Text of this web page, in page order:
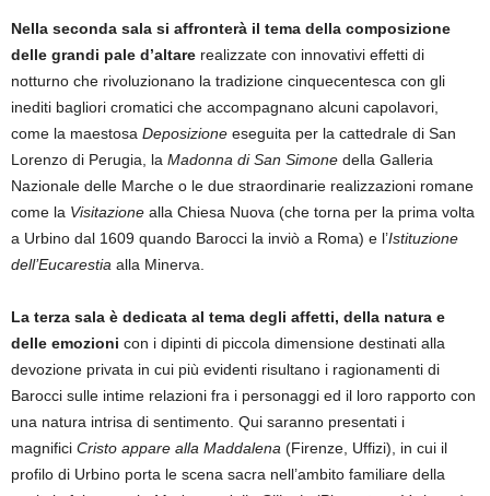
Nella seconda sala si affronterà il tema della composizione
delle grandi pale d’altare realizzate con innovativi effetti di
notturno che rivoluzionano la tradizione cinquecentesca con gli
inediti bagliori cromatici che accompagnano alcuni capolavori,
come la maestosa Deposizione eseguita per la cattedrale di San
Lorenzo di Perugia, la Madonna di San Simone della Galleria
Nazionale delle Marche o le due straordinarie realizzazioni romane
come la Visitazione alla Chiesa Nuova (che torna per la prima volta
a Urbino dal 1609 quando Barocci la inviò a Roma) e l’Istituzione
dell’Eucarestia alla Minerva.
La terza sala è dedicata al tema degli affetti, della natura e
delle emozioni con i dipinti di piccola dimensione destinati alla
devozione privata in cui più evidenti risultano i ragionamenti di
Barocci sulle intime relazioni fra i personaggi ed il loro rapporto con
una natura intrisa di sentimento. Qui saranno presentati i
magnifici Cristo appare alla Maddalena (Firenze, Uffizi), in cui il
profilo di Urbino porta le scena sacra nell’ambito familiare della